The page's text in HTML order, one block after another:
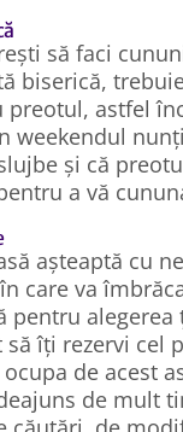
să faci
biserică,
preotul, astfel
weekendul
și că
a vă
așteaptă cu
care va
pentru
îți rezervi cel
de acest
de mult